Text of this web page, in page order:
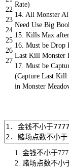
22
23
24
25
26
27
Rate)
14. All Monster
Need Use Big
15. Kills Max after
16. Must be Drop
Last Kill Monster
17. Must be
(Capture Last Kill
in Monster
1. 金钱不小于
2. 赌场点数不小